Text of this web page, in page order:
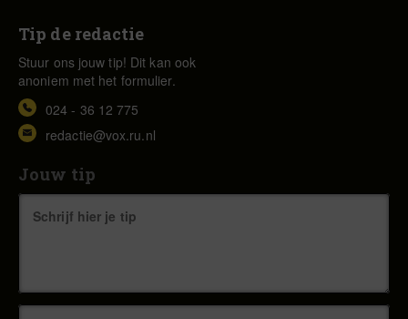
Tip de redactie
Stuur ons jouw tip! Dit kan ook
anoniem met het formulier.
024 - 36 12 775
redactie@vox.ru.nl
Jouw tip